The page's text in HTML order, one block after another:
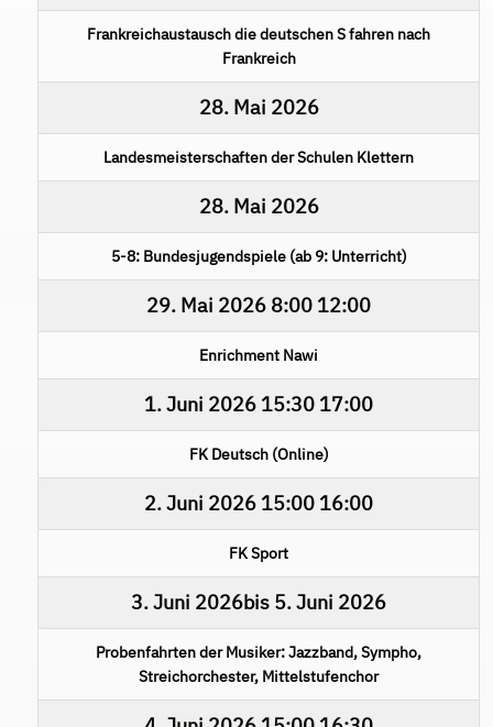
Frankreichaustausch die deutschen S fahren nach
Frankreich
28. Mai 2026
Landesmeisterschaften der Schulen Klettern
28. Mai 2026
5-8: Bundesjugendspiele (ab 9: Unterricht)
29. Mai 2026 8:00 12:00
Enrichment Nawi
1. Juni 2026 15:30 17:00
FK Deutsch (Online)
2. Juni 2026 15:00 16:00
FK Sport
3. Juni 2026bis 5. Juni 2026
Probenfahrten der Musiker: Jazzband, Sympho,
Streichorchester, Mittelstufenchor